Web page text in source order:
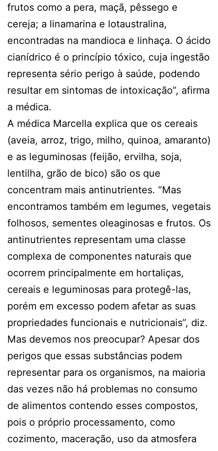
frutos como a pera, maçã, pêssego e
cereja; a linamarina e lotaustralina,
encontradas na mandioca e linhaça. O ácido
cianídrico é o princípio tóxico, cuja ingestão
representa sério perigo à saúde, podendo
resultar em sintomas de intoxicação”, afirma
a médica.
A médica Marcella explica que os cereais
(aveia, arroz, trigo, milho, quinoa, amaranto)
e as leguminosas (feijão, ervilha, soja,
lentilha, grão de bico) são os que
concentram mais antinutrientes. “Mas
encontramos também em legumes, vegetais
folhosos, sementes oleaginosas e frutos. Os
antinutrientes representam uma classe
complexa de componentes naturais que
ocorrem principalmente em hortaliças,
cereais e leguminosas para protegê-las,
porém em excesso podem afetar as suas
propriedades funcionais e nutricionais”, diz.
Mas devemos nos preocupar? Apesar dos
perigos que essas substâncias podem
representar para os organismos, na maioria
das vezes não há problemas no consumo
de alimentos contendo esses compostos,
pois o próprio processamento, como
cozimento, maceração, uso da atmosfera